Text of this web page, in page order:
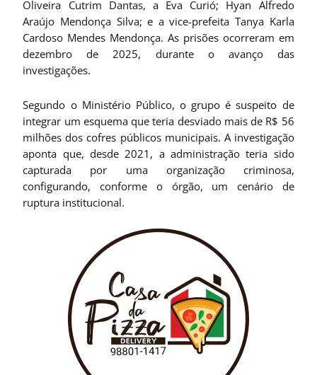
Oliveira Cutrim Dantas, a Eva Curió; Hyan Alfredo
Araújo Mendonça Silva; e a vice-prefeita Tanya Karla
Cardoso Mendes Mendonça. As prisões ocorreram em
dezembro de 2025, durante o avanço das
investigações.
Segundo o Ministério Público, o grupo é suspeito de
integrar um esquema que teria desviado mais de R$ 56
milhões dos cofres públicos municipais. A investigação
aponta que, desde 2021, a administração teria sido
capturada por uma organização criminosa,
configurando, conforme o órgão, um cenário de
ruptura institucional.